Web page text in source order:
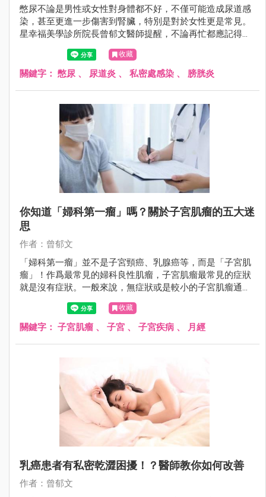
憋尿不論是男性或女性對身體都不好，不僅可能造成尿道感
染，甚至更進一步傷害到腎臟，特別是對於女性更是常見。
星幸福美學診所院長曾郁文醫師提醒，不論再忙都應記得上
廁所，以避免感染情況發生。
收藏
關鍵字： 憋尿 、 尿道炎 、 私密處感染 、 膀胱炎
你知道「婦科第一瘤」嗎？關於子宮肌瘤的五大迷
思
作者：曾郁文
「婦科第一瘤」並不是子宮頸癌、乳腺癌等，而是「子宮肌
瘤」！作爲最常見的婦科良性肌瘤，子宮肌瘤最常見的症狀
就是沒有症狀。一般來說，無症狀或是較小的子宮肌瘤通常
不需要手術方式處理，但若出現下列4種情況，就要注意
收藏
關鍵字： 子宮肌瘤 、 子宮 、 子宮疾病 、 月經
乳癌患者有私密乾澀困擾！？醫師教你如何改善
作者：曾郁文